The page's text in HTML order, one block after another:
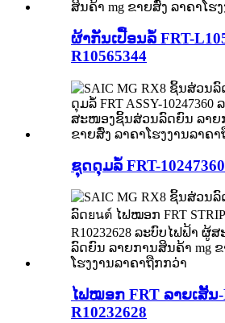
ຜ້າກັນເປື້ອນລໍ້ FRT-
R10565344
ຊຸດດຸມລໍ້ FRT-10247360
ໄຟໝອກ FRT ລາຍເສັ້ນ-
R10232628